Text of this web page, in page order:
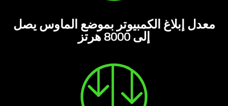
معدل إبلاغ الكمبيوتر بموضع الماوس يصل
إلى 8000 هرتز